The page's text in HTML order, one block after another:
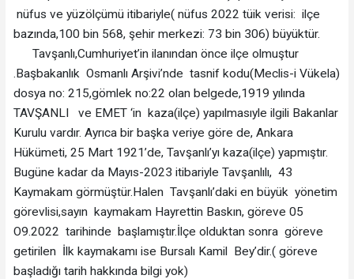
nüfus ve yüzölçümü itibariyle( nüfus 2022 tüik verisi: ilçe
bazında,100 bin 568, şehir merkezi: 73 bin 306) büyüktür.
Tavşanlı,Cumhuriyet’in ilanından önce ilçe olmuştur
.Başbakanlık Osmanlı Arşivi’nde tasnif kodu(Meclis-i Vükela)
dosya no: 215,gömlek no:22 olan belgede,1919 yılında
TAVŞANLI ve EMET ‘in kaza(ilçe) yapılmasıyle ilgili Bakanlar
Kurulu vardır. Ayrıca bir başka veriye göre de, Ankara
Hükümeti, 25 Mart 1921’de, Tavşanlı’yı kaza(ilçe) yapmıştır.
Bugüne kadar da Mayıs-2023 itibariyle Tavşanlılı, 43
Kaymakam görmüştür.Halen Tavşanlı’daki en büyük yönetim
görevlisi,sayın kaymakam Hayrettin Baskın, göreve 05
O9.2022 tarihinde başlamıştır.İlçe olduktan sonra göreve
getirilen İlk kaymakamı ise Bursalı Kamil Bey’dir.( göreve
başladığı tarih hakkında bilgi yok)